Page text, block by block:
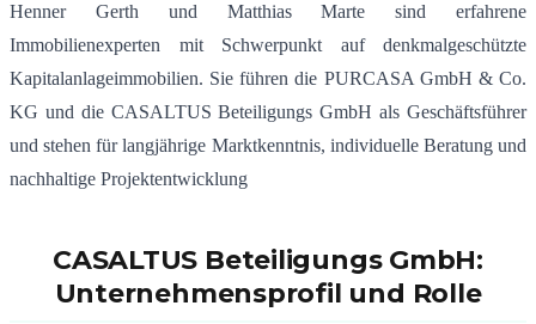
Henner Gerth und Matthias Marte sind erfahrene
Immobilienexperten mit Schwerpunkt auf denkmalgeschützte
Kapitalanlageimmobilien. Sie führen die PURCASA GmbH & Co.
KG und die CASALTUS Beteiligungs GmbH als Geschäftsführer
und stehen für langjährige Marktkenntnis, individuelle Beratung und
nachhaltige Projektentwicklung
CASALTUS Beteiligungs GmbH:
Unternehmensprofil und Rolle